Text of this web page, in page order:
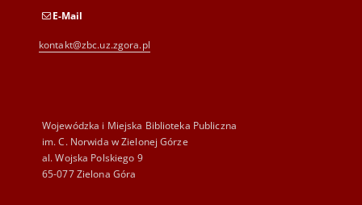
E-Mail
kontakt@zbc.uz.zgora.pl
Wojewódzka i Miejska Biblioteka Publiczna
im. C. Norwida w Zielonej Górze
al. Wojska Polskiego 9
65-077 Zielona Góra